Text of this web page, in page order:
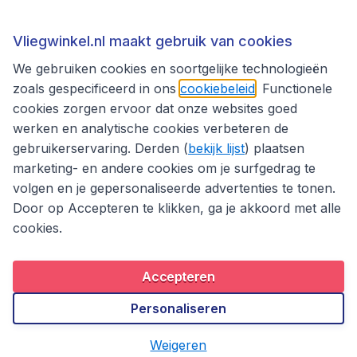
Thema's
Privacybeleid
Copyright © 2026
Vliegwinkel.nl maakt gebruik van cookies
We gebruiken cookies en soortgelijke technologieën
zoals gespecificeerd in ons cookiebeleid . Functionele
cookies zorgen ervoor dat onze websites goed
werken en analytische cookies verbeteren de
gebruikerservaring. Derden (bekijk lijst) plaatsen
marketing- en andere cookies om je surfgedrag te
volgen en je gepersonaliseerde advertenties te tonen.
Door op Accepteren te klikken, ga je akkoord met alle
cookies.
Accepteren
Personaliseren
Weigeren